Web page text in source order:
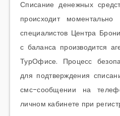
Списание денежных
происходит
специалистов Центра
с баланса производится
ТурОфисе. Процесс
для подтверждения
смс-сообщении на
личном кабинете при